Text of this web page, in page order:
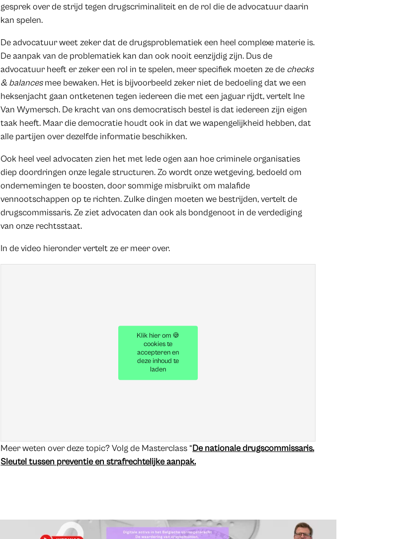
gesprek over de strijd tegen drugscriminaliteit en de rol die de advocatuur daarin
kan spelen.
De advocatuur weet zeker dat de drugsproblematiek een heel complexe materie is.
De aanpak van de problematiek kan dan ook nooit eenzijdig zijn. Dus de
advocatuur heeft er zeker een rol in te spelen, meer specifiek moeten ze de checks
& balancesmee bewaken. Het is bijvoorbeeld zeker niet de bedoeling dat we een
heksenjacht gaan ontketenen tegen iedereen die met een jaguar rijdt, vertelt Ine
Van Wymersch. De kracht van ons democratisch bestel is dat iedereen zijn eigen
taak heeft. Maar die democratie houdt ook in dat we wapengelijkheid hebben, dat
alle partijen over dezelfde informatie beschikken.
Ook heel veel advocaten zien het met lede ogen aan hoe criminele organisaties
diep doordringen onze legale structuren. Zo wordt onze wetgeving, bedoeld om
ondernemingen te boosten, door sommige misbruikt om malafide
vennootschappen op te richten. Zulke dingen moeten we bestrijden, vertelt de
drugscommissaris. Ze ziet advocaten dan ook als bondgenoot in de verdediging
van onze rechtsstaat.
In de video hieronder vertelt ze er meer over.
Klik hier om 🍪
cookies te
accepteren en
deze inhoud te
laden
Meer weten over deze topic? Volg de Masterclass “De nationale drugscommissaris.
Sleutel tussen preventie en strafrechtelijke aanpak.